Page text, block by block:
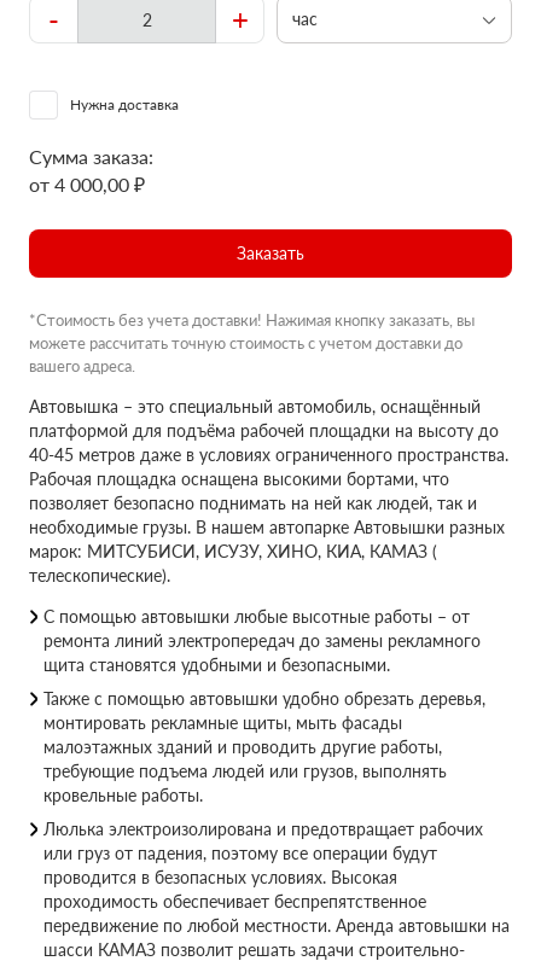
- + час
Нужна доставка
Сумма заказа:
от 4 000,00 ₽
Заказать
*Стоимость без учета доставки! Нажимая кнопку заказать, вы
можете рассчитать точную стоимость с учетом доставки до
вашего адреса.
Автовышка – это специальный автомобиль, оснащённый
платформой для подъёма рабочей площадки на высоту до
40-45 метров даже в условиях ограниченного пространства.
Рабочая площадка оснащена высокими бортами, что
позволяет безопасно поднимать на ней как людей, так и
необходимые грузы. В нашем автопарке Автовышки разных
марок: МИТСУБИСИ, ИСУЗУ, ХИНО, КИА, КАМАЗ (
телескопические).
С помощью автовышки любые высотные работы – от
ремонта линий электропередач до замены рекламного
щита становятся удобными и безопасными.
Также с помощью автовышки удобно обрезать деревья,
монтировать рекламные щиты, мыть фасады
малоэтажных зданий и проводить другие работы,
требующие подъема людей или грузов, выполнять
кровельные работы.
Люлька электроизолирована и предотвращает рабочих
или груз от падения, поэтому все операции будут
проводится в безопасных условиях. Высокая
проходимость обеспечивает беспрепятственное
передвижение по любой местности. Аренда автовышки на
шасси КАМАЗ позволит решать задачи строительно-